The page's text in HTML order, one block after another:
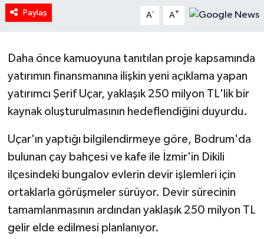
Paylaş A- A+
Daha önce kamuoyuna tanıtılan proje kapsamında
yatırımın finansmanına ilişkin yeni açıklama yapan
yatırımcı Şerif Uçar, yaklaşık 250 milyon TL'lik bir
kaynak oluşturulmasının hedeflendiğini duyurdu.
Uçar'ın yaptığı bilgilendirmeye göre, Bodrum'da
bulunan çay bahçesi ve kafe ile İzmir'in Dikili
ilçesindeki bungalov evlerin devir işlemleri için
ortaklarla görüşmeler sürüyor. Devir sürecinin
tamamlanmasının ardından yaklaşık 250 milyon TL
gelir elde edilmesi planlanıyor.
POLİTİKA
RESMİ İLANLAR
SAĞLIK
Spor
Tarihi Yapılarımız
Teknoloji
Türkiye
Yerel